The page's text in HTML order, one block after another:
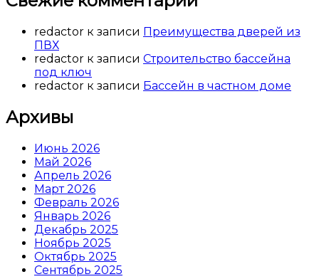
redactor к записи Преимущества дверей из
ПВХ
redactor к записи Строительство бассейна
под ключ
redactor к записи Бассейн в частном доме
Архивы
Июнь 2026
Май 2026
Апрель 2026
Март 2026
Февраль 2026
Январь 2026
Декабрь 2025
Ноябрь 2025
Октябрь 2025
Сентябрь 2025